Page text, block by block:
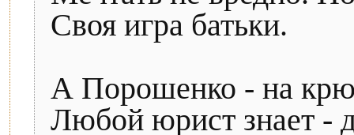
Своя игра батьки.
А Порошенко - на
Любой юрист знает -